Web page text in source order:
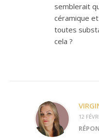
semblerait
céramique
toutes
cela ?
12